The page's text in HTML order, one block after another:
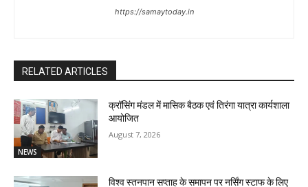
https://samaytoday.in
RELATED ARTICLES
NEWS
क्रॉसिंग मंडल में मासिक बैठक एवं तिरंगा यात्रा कार्यशाला
आयोजित
August 7, 2026
विश्व स्तनपान सप्ताह के समापन पर नर्सिंग स्टाफ के लिए